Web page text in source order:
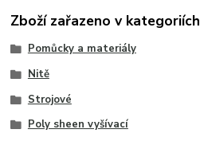
Zboží zařazeno v kategoriích
Pomůcky a materiály
Nitě
Strojové
Poly sheen vyšívací